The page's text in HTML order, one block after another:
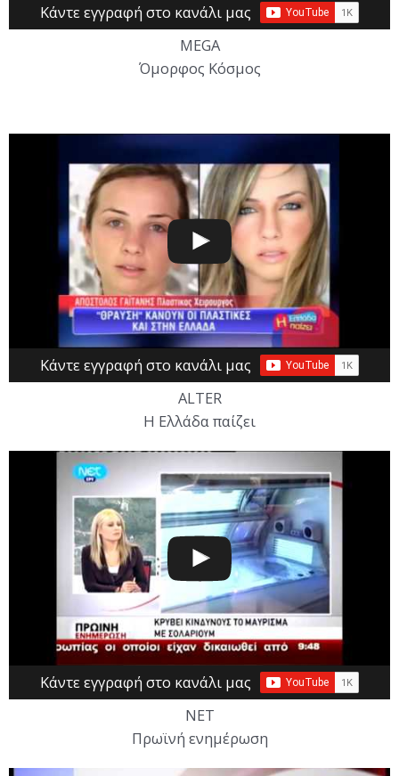
Κάντε εγγραφή στο κανάλι μας
MEGA
Όμορφος Κόσμος
Κάντε εγγραφή στο κανάλι μας
ALTER
Η Ελλάδα παίζει
Κάντε εγγραφή στο κανάλι μας
ΝΕΤ
Πρωϊνή ενημέρωση